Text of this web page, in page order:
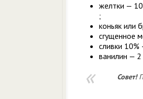
желтки —
;
коньяк или
сгущенное
сливки
ванилин — 2
Совет!